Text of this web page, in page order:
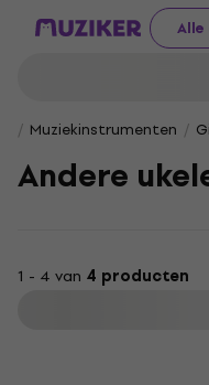
Muziekinstrumenten
Andere
1 - 4 van 4 producten